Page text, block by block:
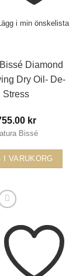
i min önskelista
Diamond
Dry Oil- De-
Stress
kr
Bissé
I VARUKORG